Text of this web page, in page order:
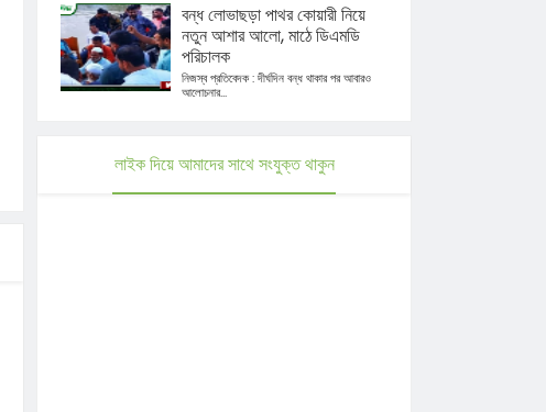
বন্ধ লোভাছড়া পাথর কোয়ারী নিয়ে
নতুন আশার আলো, মাঠে ডিএমডি
পরিচালক
নিজস্ব প্রতিবেদক : দীর্ঘদিন বন্ধ থাকার পর আবারও
আলোচনার...
লাইক দিয়ে আমাদের সাথে সংযুক্ত থাকুন